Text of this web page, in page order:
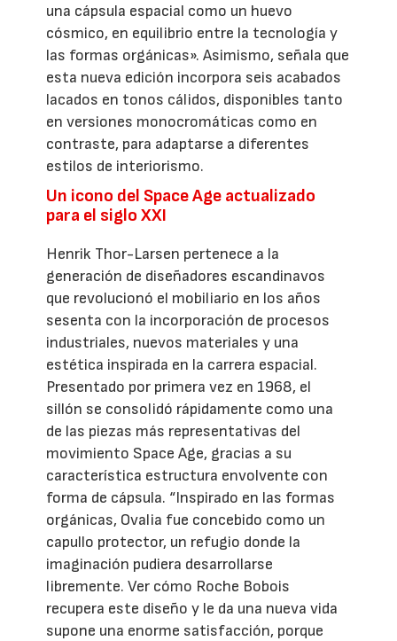
una cápsula espacial como un huevo
cósmico, en equilibrio entre la tecnología y
las formas orgánicas». Asimismo, señala que
esta nueva edición incorpora seis acabados
lacados en tonos cálidos, disponibles tanto
en versiones monocromáticas como en
contraste, para adaptarse a diferentes
estilos de interiorismo.
Un icono del Space Age actualizado
para el siglo XXI
Henrik Thor-Larsen pertenece a la
generación de diseñadores escandinavos
que revolucionó el mobiliario en los años
sesenta con la incorporación de procesos
industriales, nuevos materiales y una
estética inspirada en la carrera espacial.
Presentado por primera vez en 1968, el
sillón se consolidó rápidamente como una
de las piezas más representativas del
movimiento Space Age, gracias a su
característica estructura envolvente con
forma de cápsula. “Inspirado en las formas
orgánicas, Ovalia fue concebido como un
capullo protector, un refugio donde la
imaginación pudiera desarrollarse
libremente. Ver cómo Roche Bobois
recupera este diseño y le da una nueva vida
supone una enorme satisfacción, porque